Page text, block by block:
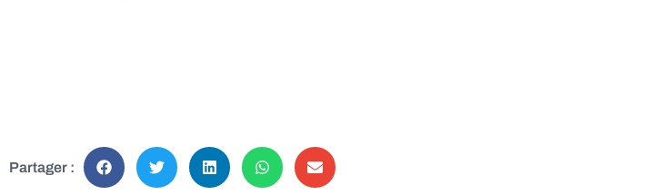
Partager :